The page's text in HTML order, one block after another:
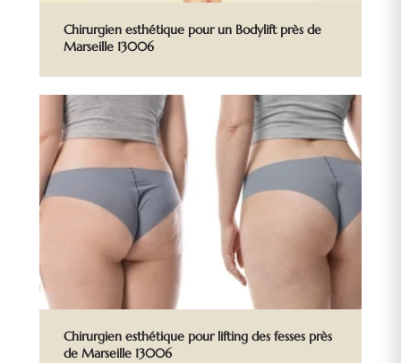
Chirurgien esthétique pour un Bodylift près de
Marseille 13006
Chirurgien esthétique pour lifting des fesses près
de Marseille 13006